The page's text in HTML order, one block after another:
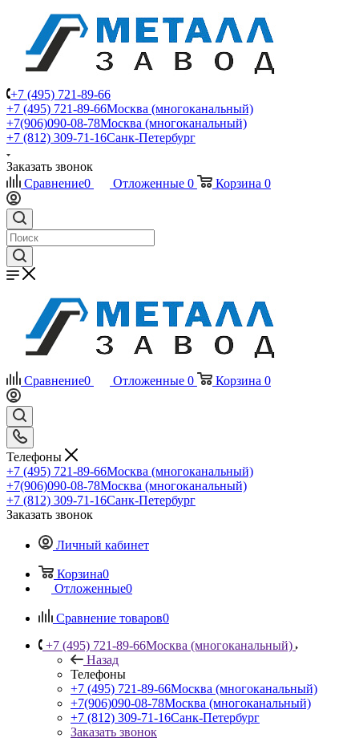
+7 (495) 721-89-66
+7 (495) 721-89-66Москва (многоканальный)
+7(906)090-08-78Москва (многоканальный)
+7 (812) 309-71-16Санк-Петербург
Заказать звонок
Сравнение0 Отложенные 0 Корзина 0
Сравнение0 Отложенные 0 Корзина 0
Телефоны
+7 (495) 721-89-66Москва (многоканальный)
+7(906)090-08-78Москва (многоканальный)
+7 (812) 309-71-16Санк-Петербург
Заказать звонок
Личный кабинет
Корзина0
Отложенные0
Сравнение товаров0
+7 (495) 721-89-66Москва (многоканальный)
Назад
Телефоны
+7 (495) 721-89-66Москва (многоканальный)
+7(906)090-08-78Москва (многоканальный)
+7 (812) 309-71-16Санк-Петербург
Заказать звонок